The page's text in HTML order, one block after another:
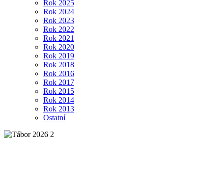
Rok 2025
Rok 2024
Rok 2023
Rok 2022
Rok 2021
Rok 2020
Rok 2019
Rok 2018
Rok 2016
Rok 2017
Rok 2015
Rok 2014
Rok 2013
Ostatní